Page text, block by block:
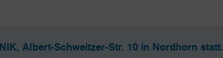
Albert-Schweitzer-Str. 10 in Nordhorn